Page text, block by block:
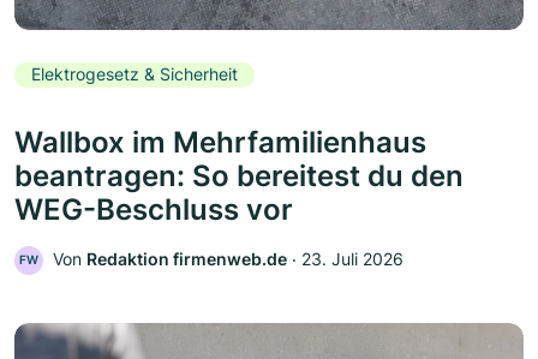
Elektrogesetz & Sicherheit
Wallbox im Mehrfamilienhaus
beantragen: So bereitest du den
WEG-Beschluss vor
FW Von Redaktion firmenweb.de ‧ 23. Juli 2026